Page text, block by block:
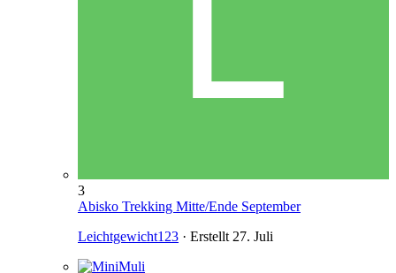
3
Abisko Trekking Mitte/Ende September
Leichtgewicht123 · Erstellt 27. Juli